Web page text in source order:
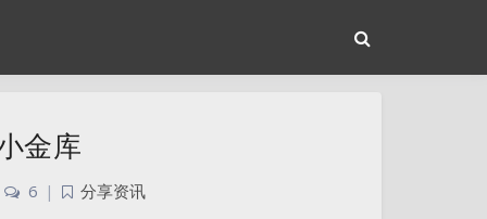
金库
6 |
分享资讯